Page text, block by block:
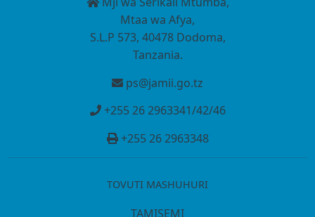
Mtaa wa Afya,
S.L.P 573, 40478 Dodoma,
Tanzania.
ps@jamii.go.tz
+255 26 2963341/42/46
+255 26 2963348
TOVUTI MASHUHURI
TAMISEMI